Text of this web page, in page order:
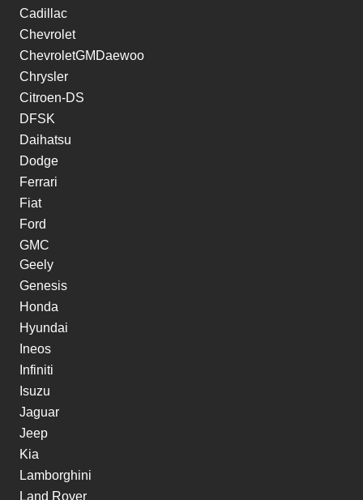
Cadillac
Chevrolet
ChevroletGMDaewoo
Chrysler
Citroen-DS
DFSK
Daihatsu
Dodge
Ferrari
Fiat
Ford
GMC
Geely
Genesis
Honda
Hyundai
Ineos
Infiniti
Isuzu
Jaguar
Jeep
Kia
Lamborghini
Land Rover